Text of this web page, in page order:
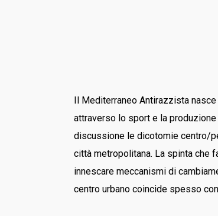
Il Mediterraneo Antirazzista nasce
attraverso lo sport e la
discussione le dicotomie centro/
città metropolitana. La spinta che
innescare meccanismi di
centro urbano coincide spesso